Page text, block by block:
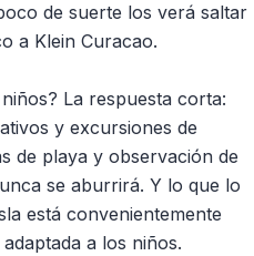
de suerte los verá saltar
a Klein Curacao.
La respuesta corta:
y excursiones de
de playa y observación de
se aburrirá. Y lo que lo
está convenientemente
a los niños.